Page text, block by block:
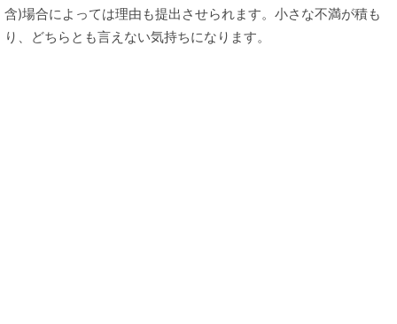
含)場合によっては理由も提出させられます。小さな不満が積も
り、どちらとも言えない気持ちになります。